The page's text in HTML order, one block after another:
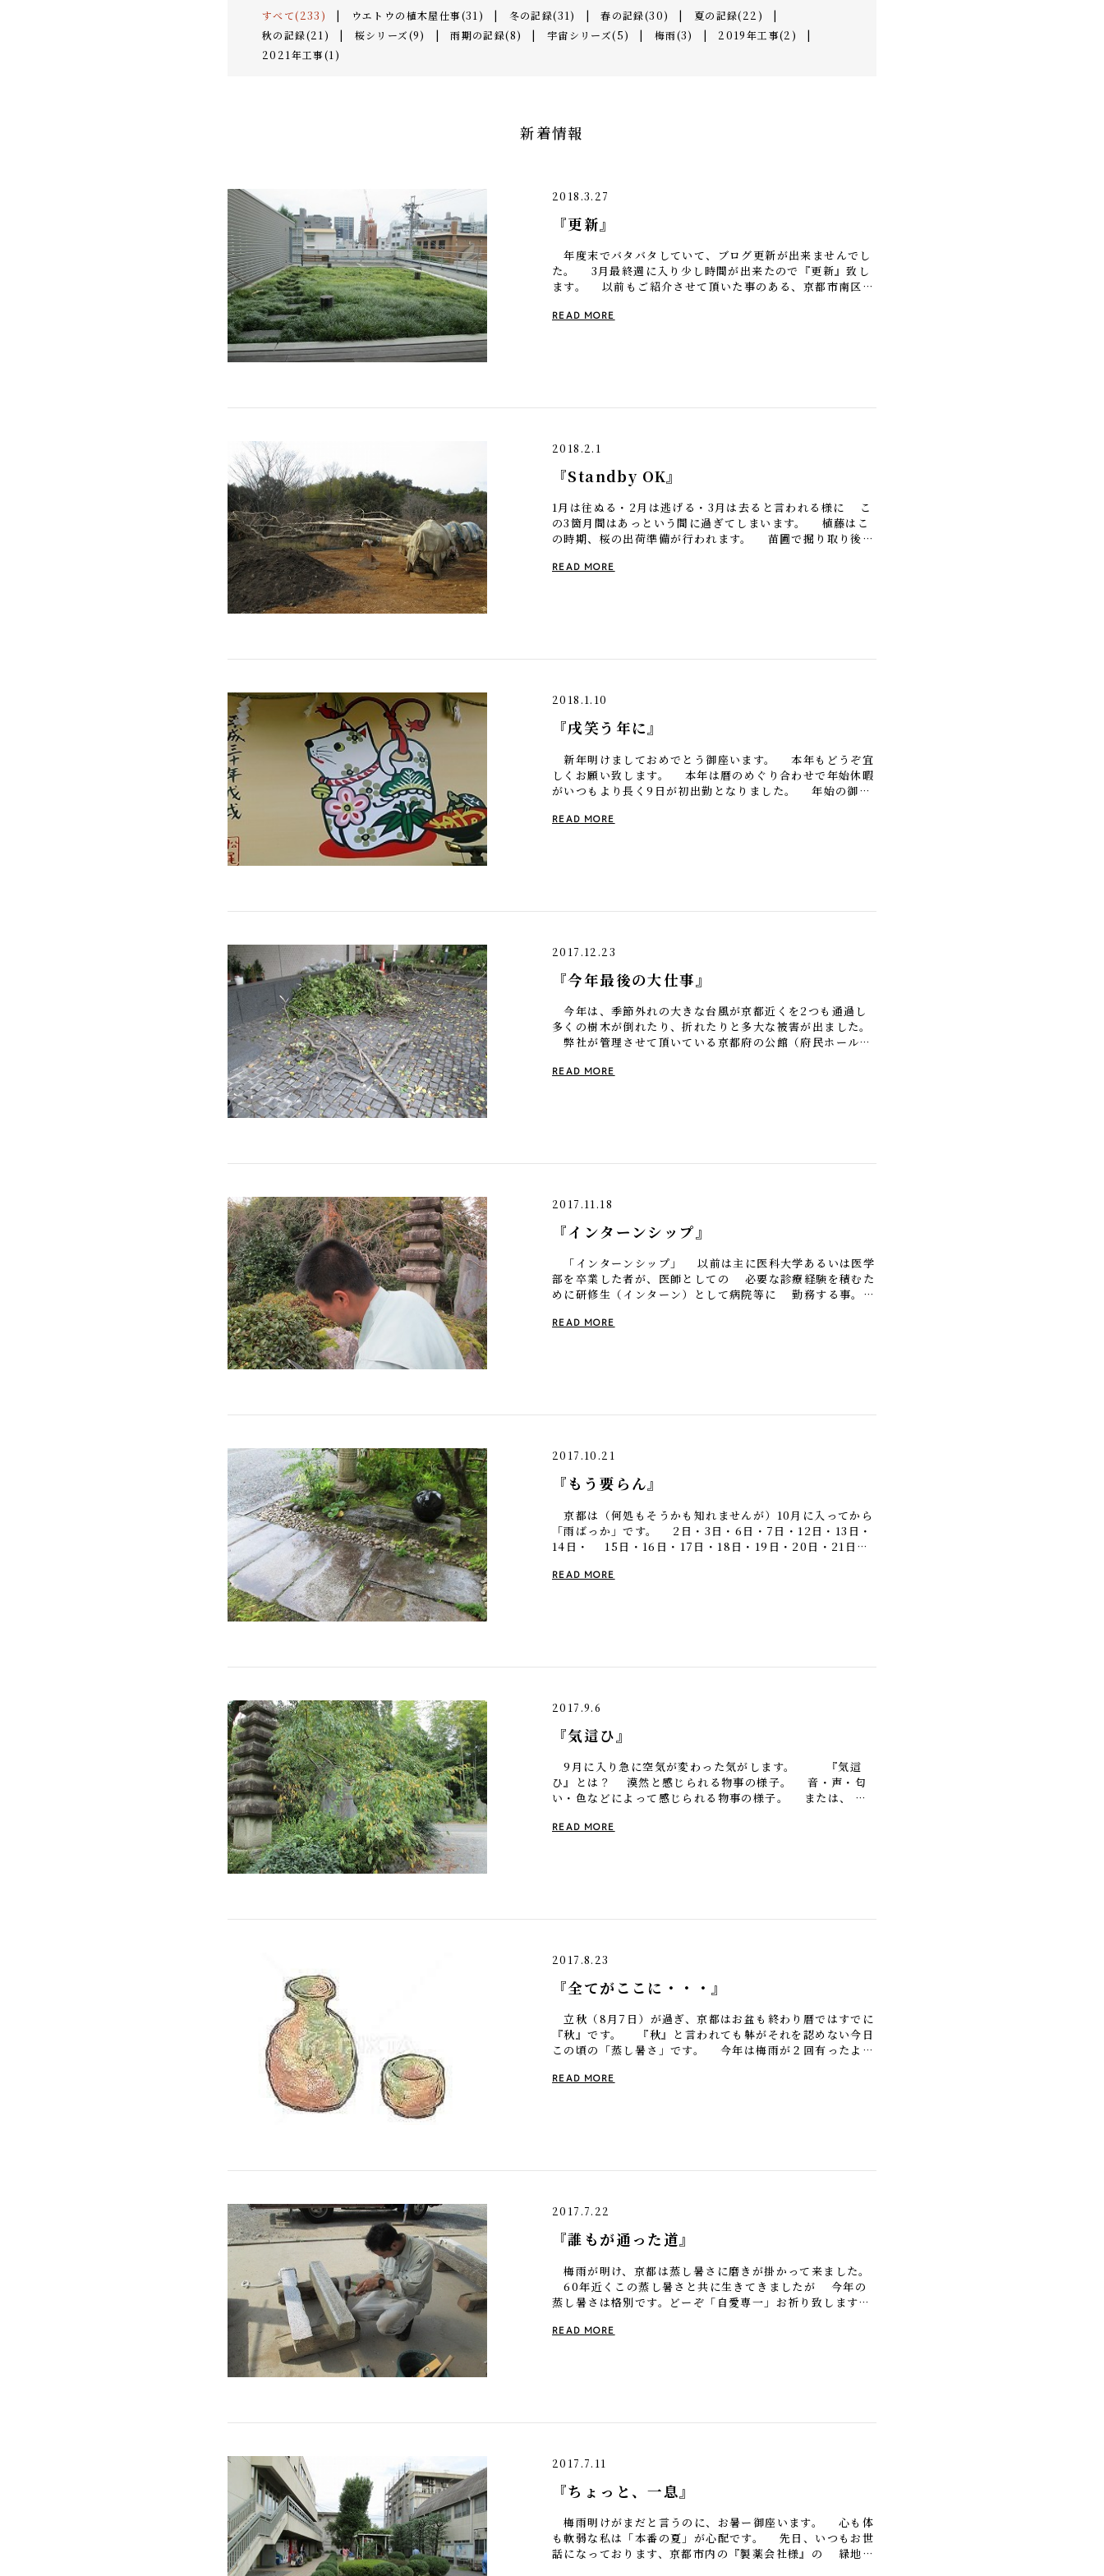
すべて(233) | ウエトウの植木屋仕事(31) | 冬の記録(31) | 春の記録(30) | 夏の記録(22)
|
秋の記録(21)
| 桜シリーズ(9) | 雨期の記録(8) | 宇宙シリーズ(5) | 梅雨(3) | 2019年工事(2)
|
2021年工事(1)
新着情報
2018.3.27
『更新』
年度末でバタバタしていて、ブログ更新が出来ませんでし
た。 3月最終週に入り少し時間が出来たので『更新』致し
ます。 以前もご紹介させて頂いた事のある、京都市南区に
[…]
READ MORE
2018.2.1
『Standby OK』
1月は往ぬる・2月は逃げる・3月は去ると言われる様に こ
の3箇月間はあっという間に過ぎてしまいます。 植藤はこ
の時期、桜の出荷準備が行われます。 苗圃で掘り取り後、
READ MORE
2018.1.10
『戌笑う年に』
新年明けましておめでとう御座います。 本年もどうぞ宜
しくお願い致します。 本年は暦のめぐり合わせで年始休暇
がいつもより長く9日が初出勤となりました。 年始の御挨
[…]
READ MORE
2017.12.23
『今年最後の大仕事』
今年は、季節外れの大きな台風が京都近くを2つも通過し
多くの樹木が倒れたり、折れたりと多大な被害が出ました。
弊社が管理させて頂いている京都府の公館（府民ホール）
[…]
READ MORE
2017.11.18
『インターンシップ』
「インターンシップ」 以前は主に医科大学あるいは医学
部を卒業した者が、医師としての 必要な診療経験を積むた
めに研修生（インターン）として病院等に 勤務する事。あ
[…]
READ MORE
2017.10.21
『もう要らん』
京都は（何処もそうかも知れませんが）10月に入ってから
「雨ばっか」です。 2日・3日・6日・7日・12日・13日・
14日・ 15日・16日・17日・18日・19日・20日・21日と
READ MORE
2017.9.6
『気這ひ』
9月に入り急に空気が変わった気がします。 『気這
ひ』とは？ 漠然と感じられる物事の様子。 音・声・匂
い・色などによって感じられる物事の様子。 または、
[…]
READ MORE
2017.8.23
『全てがここに・・・』
立秋（8月7日）が過ぎ、京都はお盆も終わり暦ではすでに
『秋』です。 『秋』と言われても躰がそれを認めない今日
この頃の「蒸し暑さ」です。 今年は梅雨が２回有ったよう
[…]
READ MORE
2017.7.22
『誰もが通った道』
梅雨が明け、京都は蒸し暑さに磨きが掛かって来ました。
60年近くこの蒸し暑さと共に生きてきましたが 今年の
蒸し暑さは格別です。どーぞ「自愛専一」お祈り致します。
[…]
READ MORE
2017.7.11
『ちょっと、一息』
梅雨明けがまだと言うのに、お暑ー御座います。 心も体
も軟弱な私は「本番の夏」が心配です。 先日、いつもお世
話になっております、京都市内の『製薬会社様』の 緑地を